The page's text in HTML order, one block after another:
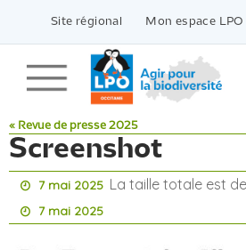
contenu
Site régional Mon espace LPO
« Revue de presse 2025
Screenshot
7 mai 2025 La taille totale est
7 mai 2025